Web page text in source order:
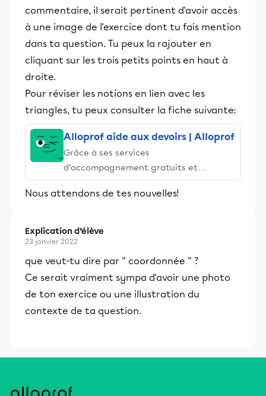
commentaire, il serait pertinent d'avoir accès
à une image de l'exercice dont tu fais mention
dans ta question. Tu peux la rajouter en
cliquant sur les trois petits points en haut à
droite.
Pour réviser les notions en lien avec les
triangles, tu peux consulter la fiche suivante:
Alloprof aide aux devoirs | Alloprof
Grâce à ses services
d’accompagnement gratuits et
stimulants, Alloprof engage les élèves
et leurs parents dans la réussite
Nous attendons de tes nouvelles!
Explication d’élève
23 janvier 2022
que veut-tu dire par " coordonnée " ?
Ce serait vraiment sympa d'avoir une photo
de ton exercice ou une illustration du
contexte de ta question.